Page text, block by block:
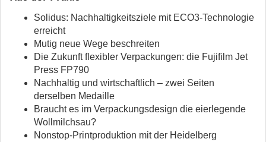
Solidus: Nachhaltigkeitsziele mit ECO3-Technologie
erreicht
Mutig neue Wege beschreiten
Die Zukunft flexibler Verpackungen: die Fujifilm Jet
Press FP790
Nachhaltig und wirtschaftlich – zwei Seiten
derselben Medaille
Braucht es im Verpackungsdesign die eierlegende
Wollmilchsau?
Nonstop-Printproduktion mit der Heidelberg